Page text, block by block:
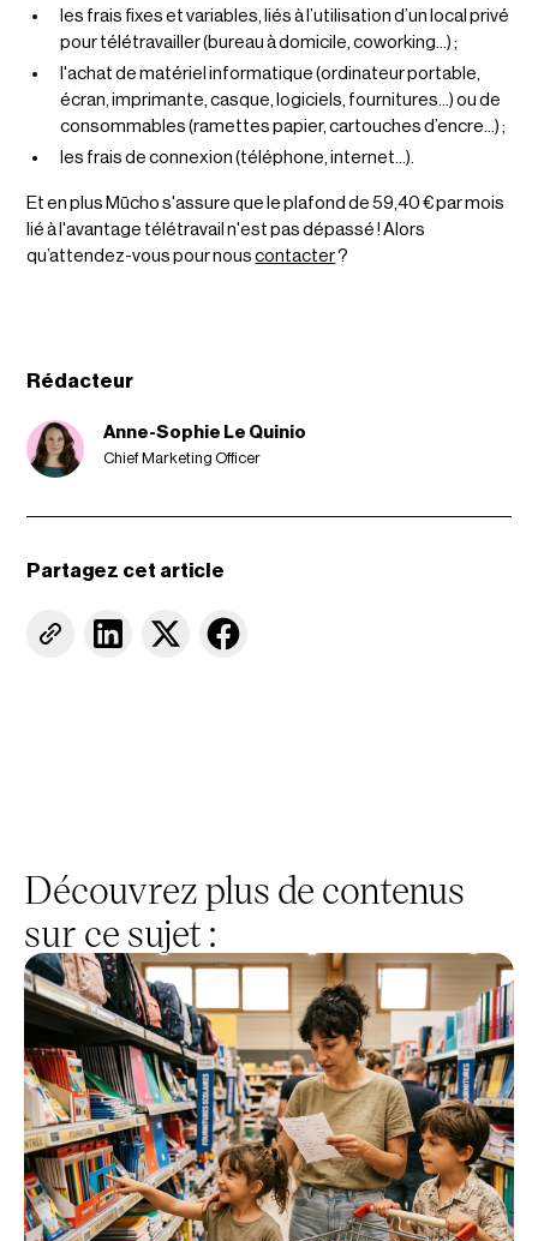
Rédacteur
Anne-Sophie Le Quinio
Chief Marketing Officer
Partagez cet article
les frais fixes et variables, liés à l’utilisation d’un local privé
pour télétravailler (bureau à domicile, coworking…) ;
l'achat de matériel informatique (ordinateur portable,
écran, imprimante, casque, logiciels, fournitures…) ou de
consommables (ramettes papier, cartouches d’encre…) ;
les frais de connexion (téléphone, internet…).
Et en plus Mūcho s'assure que le plafond de 59,40 € par mois
lié à l'avantage télétravail n'est pas dépassé ! Alors
qu’attendez-vous pour nouscontacter?
Découvrez plus de contenus
sur ce sujet :